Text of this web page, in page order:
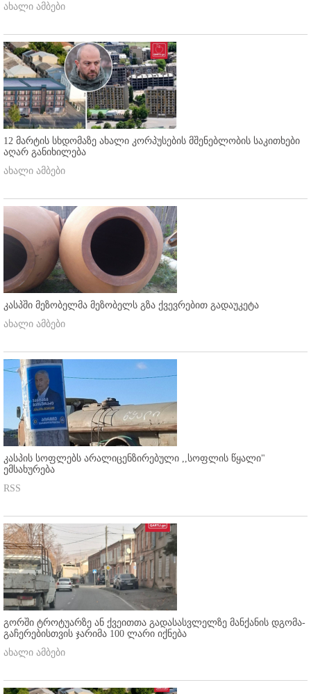
ახალი ამბები
12 მარტის სხდომაზე ახალი კორპუსების მშენებლობის საკითხები
აღარ განიხილება
ახალი ამბები
კასპში მეზობელმა მეზობელს გზა ქვევრებით გადაუკეტა
ახალი ამბები
კასპის სოფლებს არალიცენზირებული ,,სოფლის წყალი"
ემსახურება
RSS
გორში ტროტუარზე ან ქვეითთა გადასასვლელზე მანქანის დგომა-
გაჩერებისთვის ჯარიმა 100 ლარი იქნება
ახალი ამბები